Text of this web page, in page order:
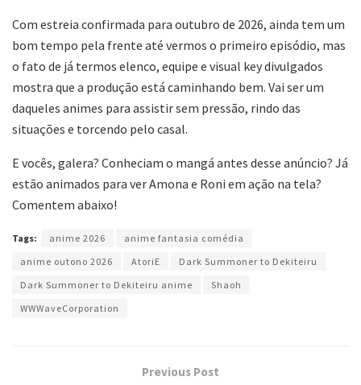
Com estreia confirmada para outubro de 2026, ainda tem um
bom tempo pela frente até vermos o primeiro episódio, mas
o fato de já termos elenco, equipe e visual key divulgados
mostra que a produção está caminhando bem. Vai ser um
daqueles animes para assistir sem pressão, rindo das
situações e torcendo pelo casal.
E vocês, galera? Conheciam o mangá antes desse anúncio? Já
estão animados para ver Amona e Roni em ação na tela?
Comentem abaixo!
Tags: anime 2026
anime fantasia comédia
anime outono 2026
AtoriE
Dark Summoner to Dekiteiru
Dark Summoner to Dekiteiru anime
Shaoh
WWWaveCorporation
Previous Post